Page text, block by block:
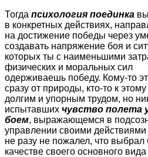
Тогда психология поединка
в конкретных действиях,
на достижение победы через
создавать напряжение боя и
которых ты с наименьшими
физических и моральных сил
одерживаешь победу. Кому-то
сразу от природы, кто-то к этому
долгим и упорным трудом, но
испытавших чувство полета
боем, выражающемся в
управлении своими действиями
не разу не пожалел, что выбрал
качестве своего основного